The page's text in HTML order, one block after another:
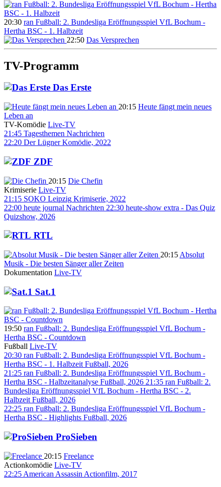
20:30 ran Fußball: 2. Bundesliga Eröffnungsspiel VfL Bochum -
Hertha BSC - 1. Halbzeit
22:50 Das Versprechen
TV-Programm
Das Erste
20:15 Heute fängt mein neues
Leben an
TV-Komödie Live-TV
21:45 Tagesthemen Nachrichten
22:20 Der Lügner Komödie, 2022
ZDF
20:15 Die Chefin
Krimiserie Live-TV
21:15 SOKO Leipzig Krimiserie, 2022
22:00 heute journal Nachrichten 22:30 heute-show extra - Das Quiz
Quizshow, 2026
RTL
20:15 Absolut
Musik - Die besten Sänger aller Zeiten
Dokumentation Live-TV
Sat.1
19:50 ran Fußball: 2. Bundesliga Eröffnungsspiel VfL Bochum -
Hertha BSC - Countdown
Fußball Live-TV
20:30 ran Fußball: 2. Bundesliga Eröffnungsspiel VfL Bochum -
Hertha BSC - 1. Halbzeit Fußball, 2026
21:25 ran Fußball: 2. Bundesliga Eröffnungsspiel VfL Bochum -
Hertha BSC - Halbzeitanalyse Fußball, 2026 21:35 ran Fußball: 2.
Bundesliga Eröffnungsspiel VfL Bochum - Hertha BSC - 2.
Halbzeit Fußball, 2026
22:25 ran Fußball: 2. Bundesliga Eröffnungsspiel VfL Bochum -
Hertha BSC - Highlights Fußball, 2026
ProSieben
20:15 Freelance
Actionkomödie Live-TV
22:25 American Assassin Actionfilm, 2017